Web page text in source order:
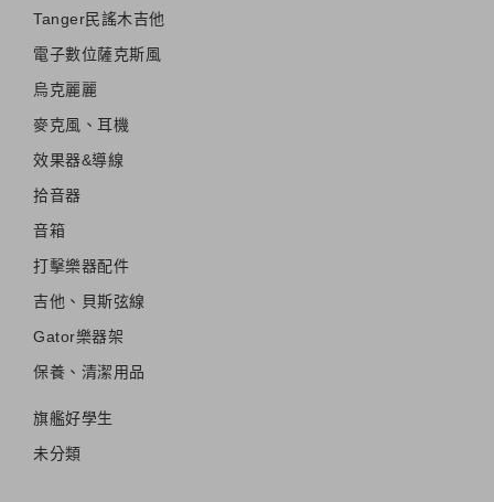
Tanger民謠木吉他
電子數位薩克斯風
烏克麗麗
麥克風、耳機
效果器&導線
拾音器
音箱
打擊樂器配件
吉他、貝斯弦線
Gator樂器架
保養、清潔用品
旗艦好學生
未分類